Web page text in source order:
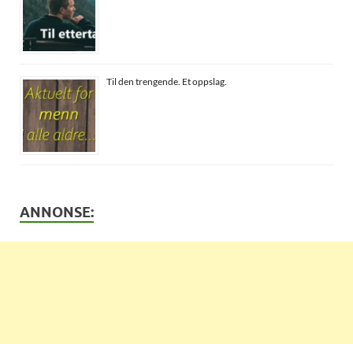
Til den trengende. Et oppslag.
ANNONSE: